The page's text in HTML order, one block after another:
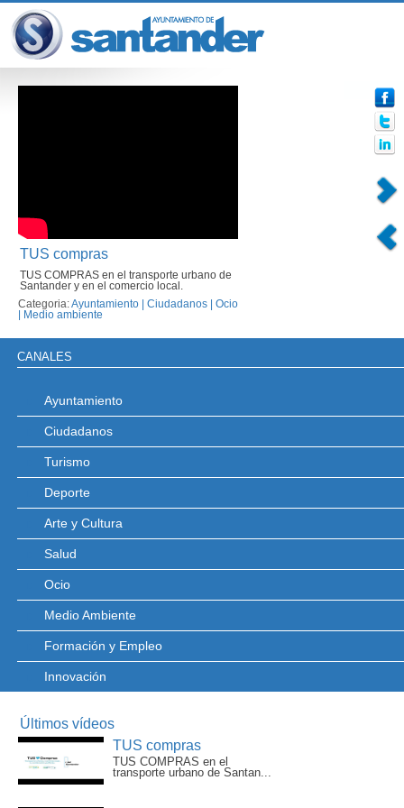
TUS compras
TUS COMPRAS en el transporte urbano de
Santander y en el comercio local.
Categoria:Ayuntamiento Ciudadanos
Ocio
Medio ambiente
CANALES
Ayuntamiento
Ciudadanos
Turismo
Deporte
Arte y Cultura
Salud
Ocio
Medio Ambiente
Formación y Empleo
Innovación
Últimos vídeos
TUS compras
TUS COMPRAS en el
transporte urbano de Santan...